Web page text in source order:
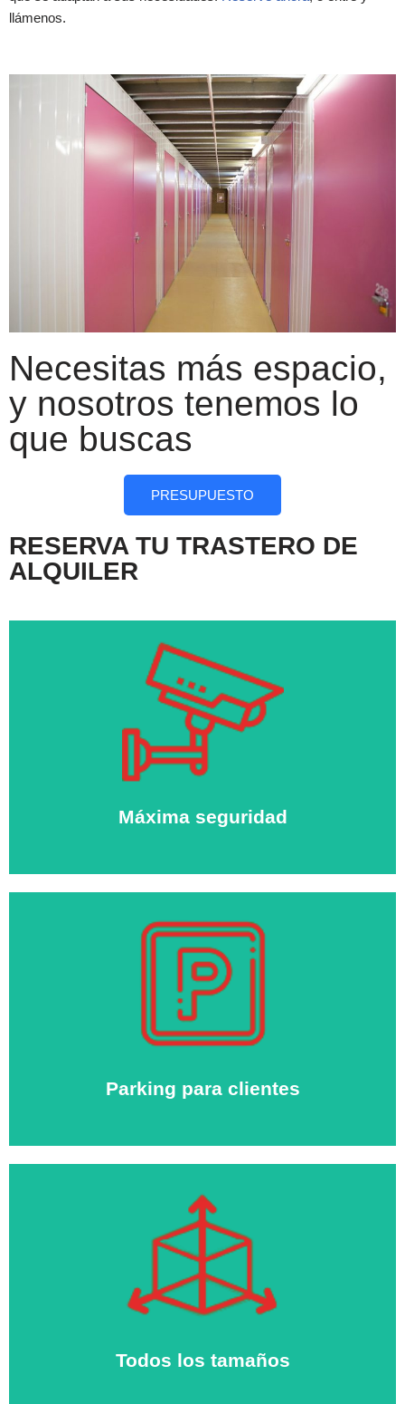
llámenos.
Necesitas más espacio,
y nosotros tenemos lo
que buscas
PRESUPUESTO
RESERVA TU TRASTERO DE
ALQUILER
Máxima seguridad
Máxima seguridad
Todo nuestro espacio está protegido con avanzados
sistemas de seguridad, alarma y circuito cerrado de TV
Parking para clientes
Parking para clientes
Dispones de un parking propio para clientes, para que
puedas cargar/descargar cómodamente hasta tu
Todos los tamaños
Todos los tamaños
Podrás aumentar o disminuir el tamaño de tu trastero
en función de tus necesidades.